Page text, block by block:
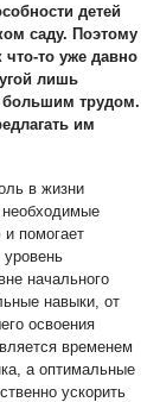
детей
саду. Поэтому
то уже давно
лишь
большим трудом.
им
в жизни
необходимые
помогает
начального
навыки, от
освоения
временем
а оптимальные
ускорить